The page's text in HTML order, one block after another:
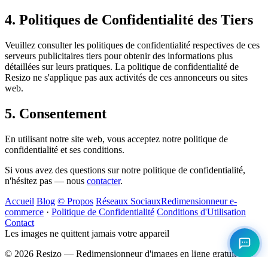
4. Politiques de Confidentialité des Tiers
Veuillez consulter les politiques de confidentialité respectives de ces
serveurs publicitaires tiers pour obtenir des informations plus
détaillées sur leurs pratiques. La politique de confidentialité de
Resizo ne s'applique pas aux activités de ces annonceurs ou sites
web.
5. Consentement
En utilisant notre site web, vous acceptez notre politique de
confidentialité et ses conditions.
Si vous avez des questions sur notre politique de confidentialité,
n'hésitez pas — nous contacter.
Accueil Blog © Propos Réseaux SociauxRedimensionneur e-
commerce · Politique de Confidentialité Conditions d'Utilisation
Contact
Les images ne quittent jamais votre appareil
© 2026 Resizo — Redimensionneur d'images en ligne gratuit